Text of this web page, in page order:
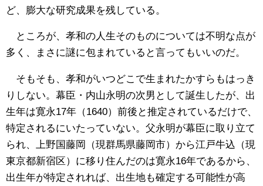
ど、膨大な研究成果を残している。
ところが、孝和の人生そのものについては不明な点が
多く、まさに謎に包まれていると言ってもいいのだ。
そもそも、孝和がいつどこで生まれたかすらもはっき
りしない。幕臣・内山永明の次男として誕生したが、出
生年は寛永17年（1640）前後と推定されているだけで、
特定されるにいたっていない。父永明が幕臣に取り立て
られ、上野国藤岡（現群馬県藤岡市）から江戸牛込（現
東京都新宿区）に移り住んだのは寛永16年であるから、
出生年が特定されれば、出生地も確定する可能性が高